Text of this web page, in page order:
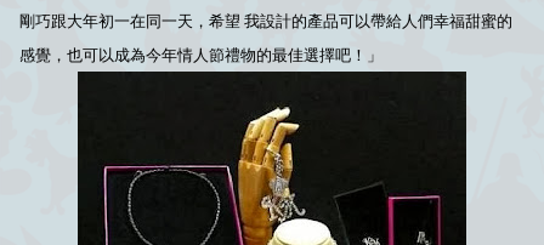
剛巧跟大年初一在同一天，希望 我設計的產品可以帶給人們幸福甜蜜的
感覺，也可以成為今年情人節禮物的最佳選擇吧！」